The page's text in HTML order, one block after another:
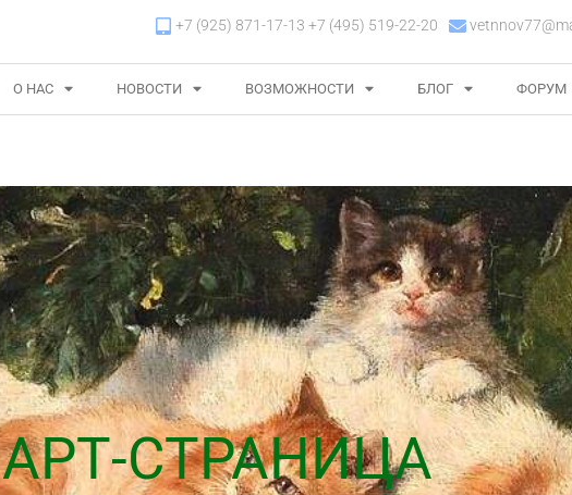
+7 (925) 871-17-13 +7 (495) 519-22-20
О НАС НОВОСТИ ВОЗМОЖНОСТИ БЛОГ ФОРУМ
АРТ-СТРАНИЦА